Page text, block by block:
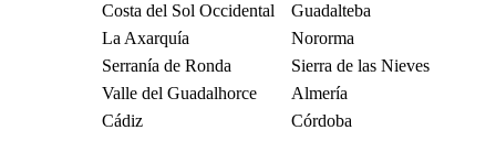
Costa del Sol Occidental
Guadalteba
La Axarquía
Nororma
Serranía de Ronda
Sierra de las Nieves
Valle del Guadalhorce
Almería
Cádiz
Córdoba